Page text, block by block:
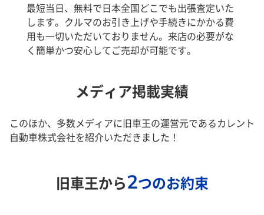
最短当日、無料で日本全国どこでも出張査定いた
します。クルマのお引き上げや手続きにかかる費
用も一切いただいておりません。来店の必要がな
く簡単かつ安心してご売却が可能です。
メディア掲載実績
このほか、多数メディアに旧車王の運営元であるカレント
自動車株式会社を紹介いただきました！
旧車王から2つのお約束